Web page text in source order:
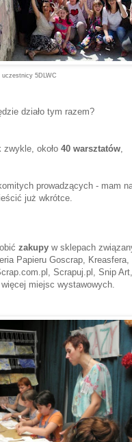
uczestnicy 5DLWC
działo tym razem?
zwykle, około 40 warsztatów,
prowadzących - mam
już wkrótce.
zakupy w sklepach
Papieru Goscrap, Kreasfera,
Scrapuj.pl, Snip
miejsc wystawowych.